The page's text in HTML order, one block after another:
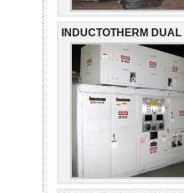
INDUCTOTHERM DUAL